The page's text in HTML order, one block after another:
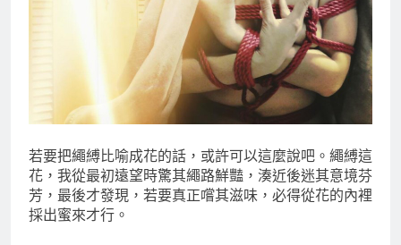
若要把繩縛比喻成花的話，或許可以這麼說吧。繩縛這
花，我從最初遠望時驚其繩路鮮豔，湊近後迷其意境芬
芳，最後才發現，若要真正嚐其滋味，必得從花的內裡
採出蜜來才行。